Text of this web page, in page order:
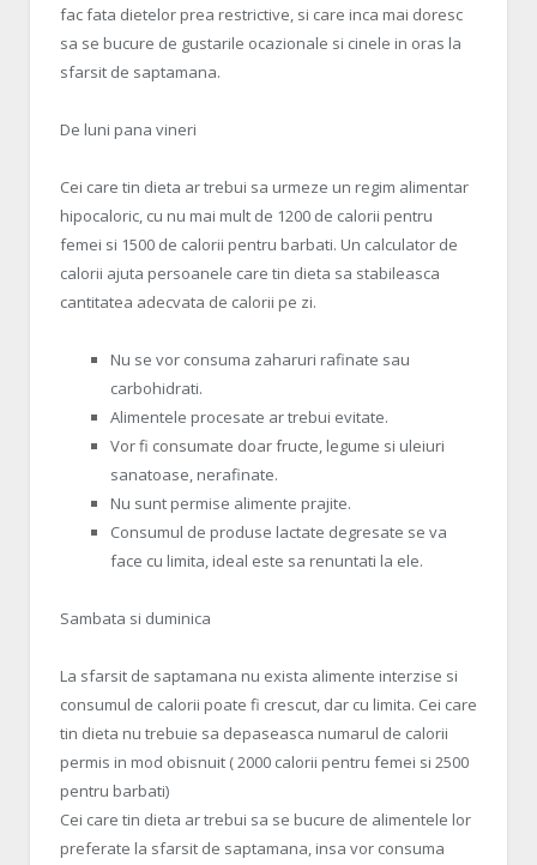
fac fata dietelor prea restrictive, si care inca mai doresc
sa se bucure de gustarile ocazionale si cinele in oras la
sfarsit de saptamana.
De luni pana vineri
Cei care tin dieta ar trebui sa urmeze un regim alimentar
hipocaloric, cu nu mai mult de 1200 de calorii pentru
femei si 1500 de calorii pentru barbati. Un calculator de
calorii ajuta persoanele care tin dieta sa stabileasca
cantitatea adecvata de calorii pe zi.
Nu se vor consuma zaharuri rafinate sau
carbohidrati.
Alimentele procesate ar trebui evitate.
Vor fi consumate doar fructe, legume si uleiuri
sanatoase, nerafinate.
Nu sunt permise alimente prajite.
Consumul de produse lactate degresate se va
face cu limita, ideal este sa renuntati la ele.
Sambata si duminica
La sfarsit de saptamana nu exista alimente interzise si
consumul de calorii poate fi crescut, dar cu limita. Cei care
tin dieta nu trebuie sa depaseasca numarul de calorii
permis in mod obisnuit ( 2000 calorii pentru femei si 2500
pentru barbati)
Cei care tin dieta ar trebui sa se bucure de alimentele lor
preferate la sfarsit de saptamana, insa vor consuma